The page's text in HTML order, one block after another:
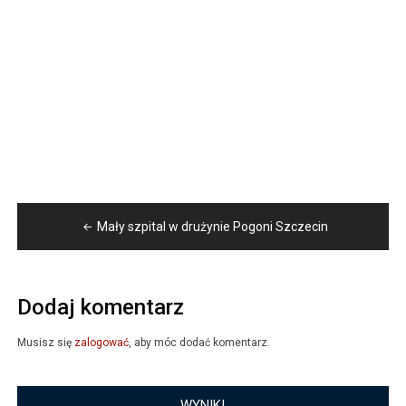
Nawigacja
wpisu
Mały szpital w drużynie Pogoni Szczecin
Dodaj komentarz
Musisz się zalogować, aby móc dodać komentarz.